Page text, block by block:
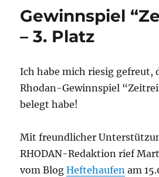
Gewinnspiel
– 3. Platz
Ich habe mich riesig gefreut,
Rhodan-Gewinnspiel
belegt habe!
Mit freundlicher
RHODAN-Redaktion rief
vom BlogHeftehaufen am